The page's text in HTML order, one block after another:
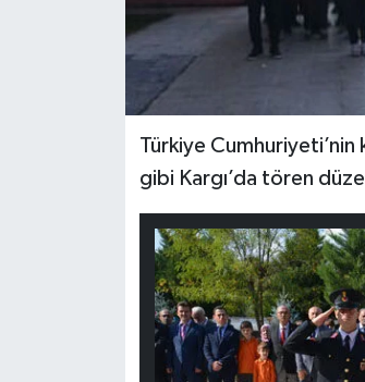
Türkiye
gibi Kargı’da tören